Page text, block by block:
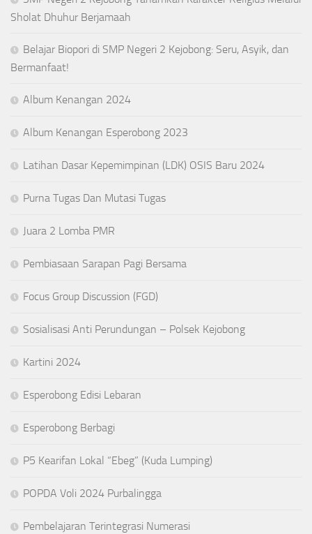
Sholat Dhuhur Berjamaah
Belajar Biopori di SMP Negeri 2 Kejobong: Seru, Asyik, dan
Bermanfaat!
Album Kenangan 2024
Album Kenangan Esperobong 2023
Latihan Dasar Kepemimpinan (LDK) OSIS Baru 2024
Purna Tugas Dan Mutasi Tugas
Juara 2 Lomba PMR
Pembiasaan Sarapan Pagi Bersama
Focus Group Discussion (FGD)
Sosialisasi Anti Perundungan – Polsek Kejobong
Kartini 2024
Esperobong Edisi Lebaran
Esperobong Berbagi
P5 Kearifan Lokal “Ebeg” (Kuda Lumping)
POPDA Voli 2024 Purbalingga
Pembelajaran Terintegrasi Numerasi